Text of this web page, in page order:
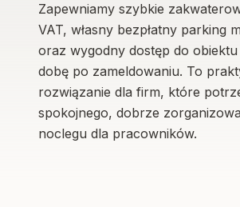
Zapewniamy szybkie
VAT, własny bezpłatny parking
oraz wygodny dostęp do obiektu
dobę po zameldowaniu. To
rozwiązanie dla firm, które
spokojnego, dobrze
noclegu dla pracowników.